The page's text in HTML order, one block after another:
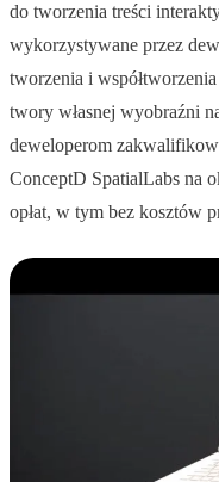
do tworzenia treści
wykorzystywane przez
tworzenia i
twory własnej wyobraźni
deweloperom
ConceptD SpatialLabs na
opłat, w tym bez kosztów